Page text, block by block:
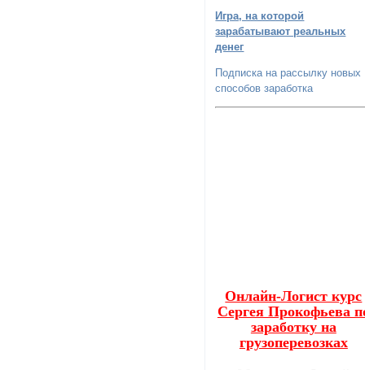
Игра, на которой
зарабатывают реальных
денег
Подписка на рассылку новых
способов заработка
Онлайн-Логист курс
Сергея Прокофьева
заработку на
грузоперевозках